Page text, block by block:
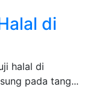
di
halal di
pada tang...